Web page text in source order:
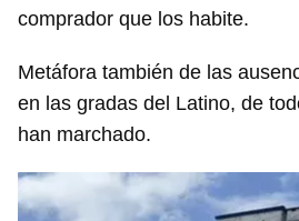
comprador que los habite.
Metáfora también de las
en las gradas del Latino, de
han marchado.